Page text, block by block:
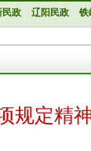
民政 辽阳民政 铁
规定精